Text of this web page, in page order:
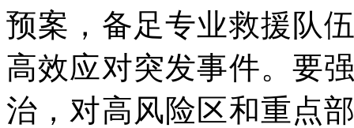
预案，备足专业救援队
高效应对突发事件。要
治，对高风险区和重点